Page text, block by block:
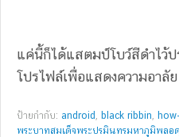
แค่นี้ก็ได้แสตมป์โบว์สีดำไว้
โปรไฟล์เพื่อแสดงความอาลัย
ป้ายกำกับ: android , black ribbin,
พระบาทสมเด็จพระปรมินทรมหาภูมิพลอ